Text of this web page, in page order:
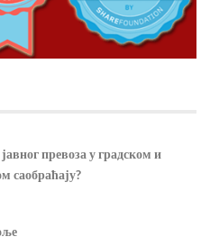
превоза у градском и
саобраћају?